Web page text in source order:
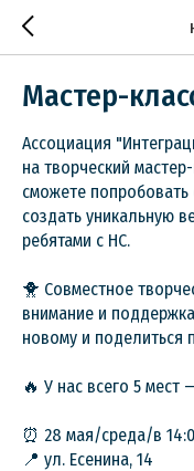
Мастер-
Ассоциация
на творческий
сможете попробовать
создать уникальную
ребятами с НС.
🐥 Совместное
внимание и
новому и поделиться
🔥 У нас всего 5 мест
⏰ 28 мая/среда/в
📍 ул. Есенина, 14